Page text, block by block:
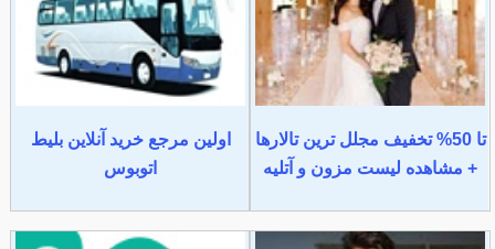
تا 50% تخفیف مجلل ترین تالارها
+ مشاهده لیست مزون و آتلیه
اولین مرجع خرید آنلاین بلیط
اتوبوس